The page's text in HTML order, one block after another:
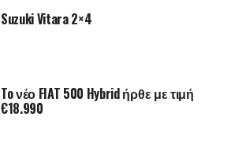
Suzuki Vitara 2×4
To νέο FIAT 500 Hybrid ήρθε με τιμή
€18.990